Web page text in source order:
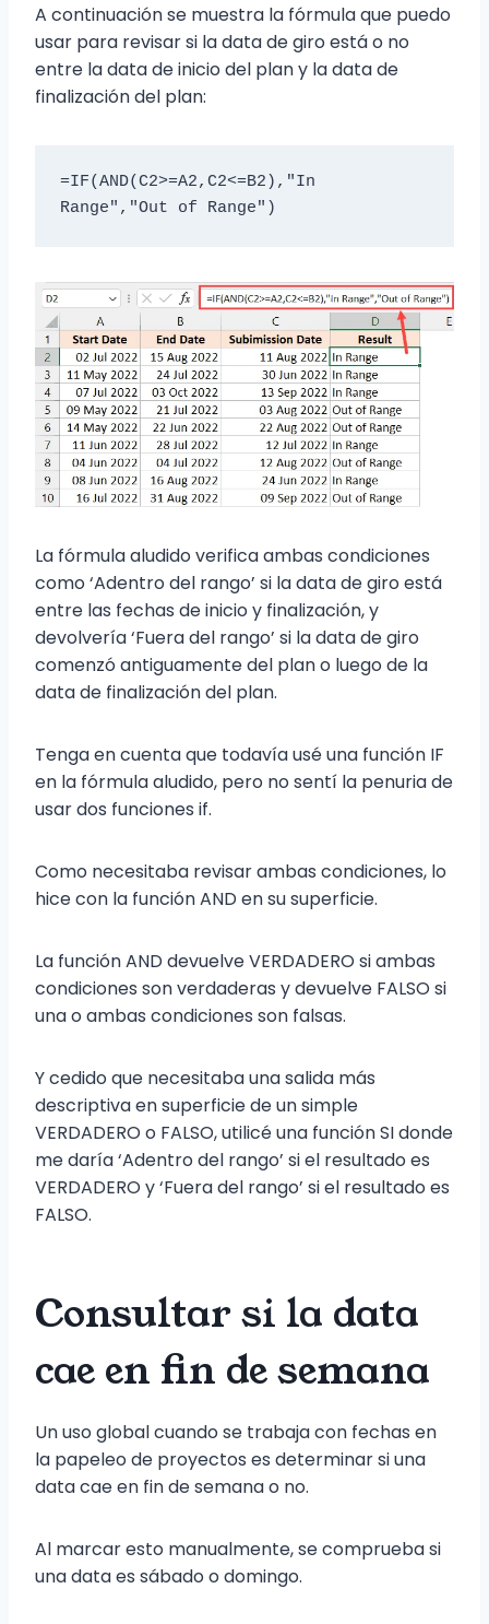
A continuación se muestra la fórmula que puedo
usar para revisar si la data de giro está o no
entre la data de inicio del plan y la data de
finalización del plan:
=IF(AND(C2>=A2,C2<=B2),"In
Range","Out of Range")
La fórmula aludido verifica ambas condiciones
como ‘Adentro del rango’ si la data de giro está
entre las fechas de inicio y finalización, y
devolvería ‘Fuera del rango’ si la data de giro
comenzó antiguamente del plan o luego de la
data de finalización del plan.
Tenga en cuenta que todavía usé una función IF
en la fórmula aludido, pero no sentí la penuria de
usar dos funciones if.
Como necesitaba revisar ambas condiciones, lo
hice con la función AND en su superficie.
La función AND devuelve VERDADERO si ambas
condiciones son verdaderas y devuelve FALSO si
una o ambas condiciones son falsas.
Y cedido que necesitaba una salida más
descriptiva en superficie de un simple
VERDADERO o FALSO, utilicé una función SI donde
me daría ‘Adentro del rango’ si el resultado es
VERDADERO y ‘Fuera del rango’ si el resultado es
FALSO.
Consultar si la data
cae en fin de semana
Un uso global cuando se trabaja con fechas en
la papeleo de proyectos es determinar si una
data cae en fin de semana o no.
Al marcar esto manualmente, se comprueba si
una data es sábado o domingo.